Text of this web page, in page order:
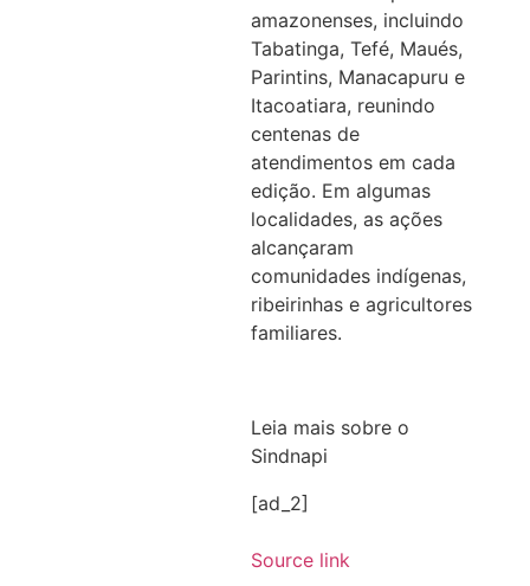
amazonenses, incluindo
Tabatinga, Tefé, Maués,
Parintins, Manacapuru e
Itacoatiara, reunindo
centenas de
atendimentos em cada
edição. Em algumas
localidades, as ações
alcançaram
comunidades indígenas,
ribeirinhas e agricultores
familiares.
Leia mais sobre o
Sindnapi
[ad_2]
Source link